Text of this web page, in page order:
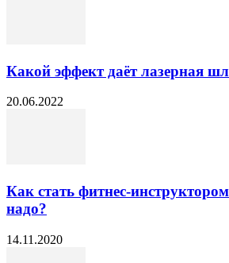
Какой эффект даёт лазерная
20.06.2022
Как стать фитнес-
надо?
14.11.2020